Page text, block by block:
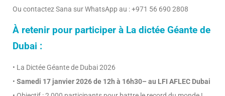
Ou contactez Sana sur WhatsApp au : +971 56 690 2808
À retenir pour participer à La dictée Géante de
Dubai :
• La Dictée Géante de Dubai 2026
• Samedi 17 janvier 2026 de 12h à 16h30– au LFI AFLEC Dubai